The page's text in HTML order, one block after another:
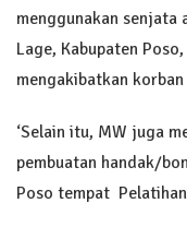
menggunakan senjata
Lage, Kabupaten
mengakibatkan
‘Selain itu, MW juga
pembuatan handak/
Poso tempat